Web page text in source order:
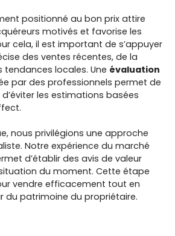
positionné au bon prix attire
motivés et favorise les
cela, il est important de s’appuyer
des ventes récentes, de la
locales. Une évaluation
par des professionnels permet de
les estimations basées
nous privilégions une approche
Notre expérience du marché
d’établir des avis de valeur
du moment. Cette étape
vendre efficacement tout en
du patrimoine du propriétaire.